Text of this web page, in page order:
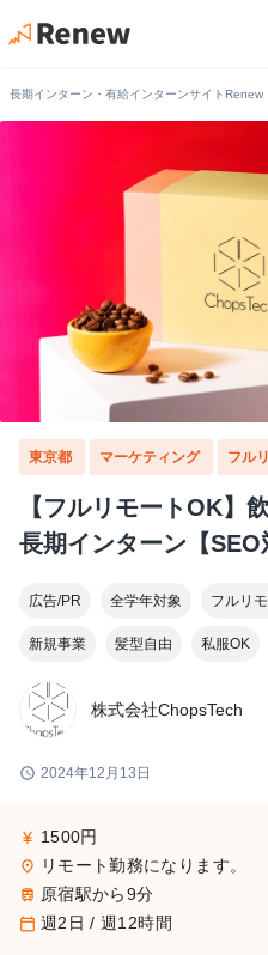
長期インターン・有給インターンサイトRenew
東京都 マーケティング フル
【フルリモートOK】
長期インターン【SEO
広告/PR 全学年対象 フルリ
新規事業 髪型自由 私服OK
株式会社ChopsTech
schedule 2024年12月13日
currency_yen 1500円
place リモート勤務になります。
train 原宿駅から9分
calendar_today 週2日 / 週12時間